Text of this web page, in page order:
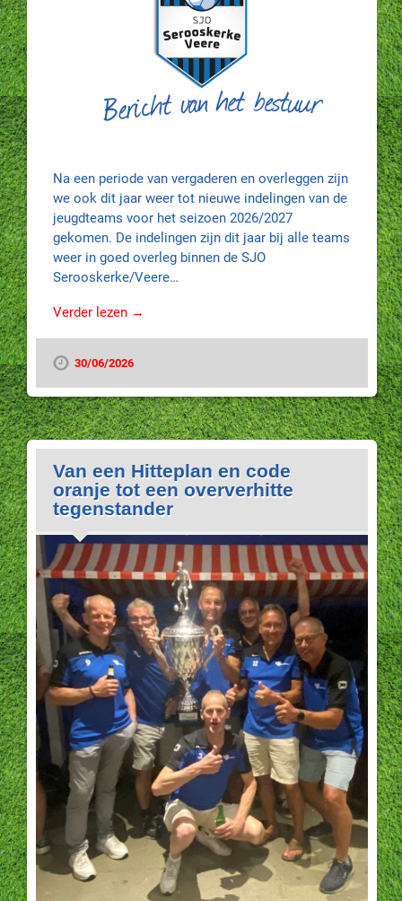
Na een periode van vergaderen en overleggen zijn
we ook dit jaar weer tot nieuwe indelingen van de
jeugdteams voor het seizoen 2026/2027
gekomen. De indelingen zijn dit jaar bij alle teams
weer in goed overleg binnen de SJO
Serooskerke/Veere…
Verder lezen →
30/06/2026
Van een Hitteplan en code
oranje tot een oververhitte
tegenstander